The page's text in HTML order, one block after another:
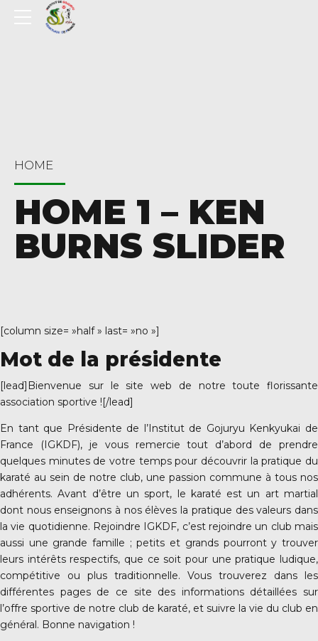
Vanves
HOME
HOME 1 – KEN
BURNS SLIDER
[column size= »half » last= »no »]
Mot de la présidente
[lead]Bienvenue sur le site web de notre toute florissante
association sportive ![/lead]
En tant que Présidente de l’Institut de Gojuryu Kenkyukai de
France (IGKDF), je vous remercie tout d’abord de prendre
quelques minutes de votre temps pour découvrir la pratique du
karaté au sein de notre club, une passion commune à tous nos
adhérents. Avant d’être un sport, le karaté est un art martial
dont nous enseignons à nos élèves la pratique des valeurs dans
la vie quotidienne. Rejoindre IGKDF, c’est rejoindre un club mais
aussi une grande famille ; petits et grands pourront y trouver
leurs intérêts respectifs, que ce soit pour une pratique ludique,
compétitive ou plus traditionnelle. Vous trouverez dans les
différentes pages de ce site des informations détaillées sur
l’offre sportive de notre club de karaté, et suivre la vie du club en
général. Bonne navigation !